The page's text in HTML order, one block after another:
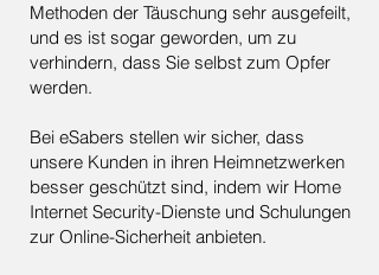
Methoden der Täuschung sehr ausgefeilt,
und es ist sogar geworden, um zu
verhindern, dass Sie selbst zum Opfer
werden.
Bei eSabers stellen wir sicher, dass
unsere Kunden in ihren Heimnetzwerken
besser geschützt sind, indem wir Home
Internet Security-Dienste und Schulungen
zur Online-Sicherheit anbieten.